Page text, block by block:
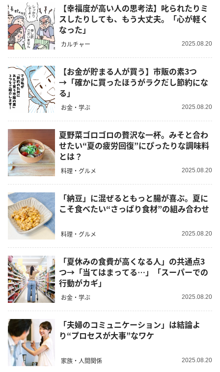
【幸福度が高い人の思考法】叱られたりミ
スしたりしても、もう大丈夫。「心が軽く
なった」
カルチャー 2025.08.20
【お金が貯まる人が買う】市販の素3つ
→「確かに買ったほうがラクだし節約にな
る」
お金・学ぶ 2025.08.20
夏野菜ゴロゴロの贅沢な一杯。みそと合わ
せたい“夏の疲労回復”にぴったりな調味料
とは？
料理・グルメ 2025.08.20
「納豆」に混ぜるともっと腸が喜ぶ。夏に
こそ食べたい“さっぱり食材”の組み合わせ
料理・グルメ 2025.08.20
「夏休みの食費が高くなる人」の共通点3
つ→「当てはまってる…」「スーパーでの
行動がカギ」
お金・学ぶ 2025.08.20
「夫婦のコミュニケーション」は結論よ
り“プロセスが大事”なワケ
家族・人間関係 2025.08.20